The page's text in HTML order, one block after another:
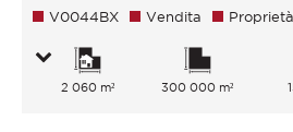
V0044BX Vendita Proprietà
2 060 m² 300 000 m²